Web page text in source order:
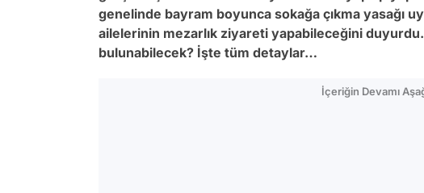
genelinde bayram boyunca sokağa çıkma yasağı
ailelerinin mezarlık ziyareti yapabileceğini
bulunabilecek? İşte tüm detaylar…
İçeriğin Devamı